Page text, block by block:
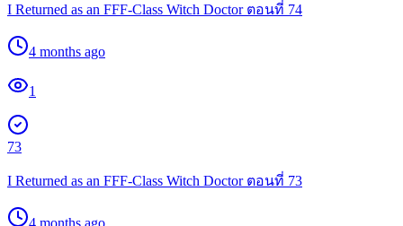
I Returned as an FFF-Class Witch Doctor ตอนที่ 74
4 months ago
1
73
I Returned as an FFF-Class Witch Doctor ตอนที่ 73
4 months ago